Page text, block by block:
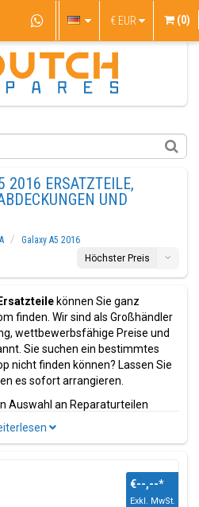
€ EUR (0)
2016 ERSATZTEILE,
UND
Galaxy A5 2016
Höchster Preis
können Sie ganz
finden. Wir sind als Großhändler
wettbewerbsfähige Preise und
Sie suchen ein bestimmtes
nicht finden können? Lassen Sie
es sofort arrangieren.
Auswahl an Reparaturteilen
wie z.B.
A7 2016 Ersatzteilein
€--,--*
Exkl. MwSt.